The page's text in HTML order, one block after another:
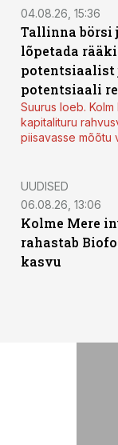
04.08.26, 15:36
Tallinna börsi
lõpetada
potentsiaalist
potentsiaali
Suurus loeb.
kapitalituru
piisavasse mõõtu
UUDISED
06.08.26, 13:06
Kolme Mere
rahastab
kasvu